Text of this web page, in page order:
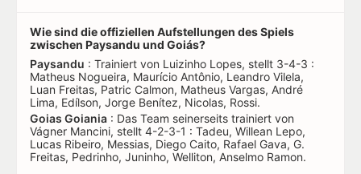
Wie sind die offiziellen Aufstellungen des Spiels
zwischen Paysandu und Goiás?
Paysandu : Trainiert von Luizinho Lopes, stellt 3-4-3 :
Matheus Nogueira, Maurício Antônio, Leandro Vilela,
Luan Freitas, Patric Calmon, Matheus Vargas, André
Lima, Edílson, Jorge Benítez, Nicolas, Rossi.
Goias Goiania : Das Team seinerseits trainiert von
Vágner Mancini, stellt 4-2-3-1 : Tadeu, Willean Lepo,
Lucas Ribeiro, Messias, Diego Caito, Rafael Gava, G.
Freitas, Pedrinho, Juninho, Welliton, Anselmo Ramon.